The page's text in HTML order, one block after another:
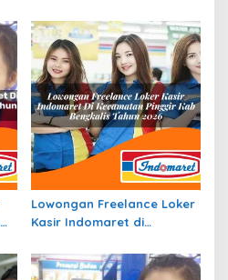
Lowongan Freelance Loker
Kasir Indomaret di
Bengkalis Tahun 2026